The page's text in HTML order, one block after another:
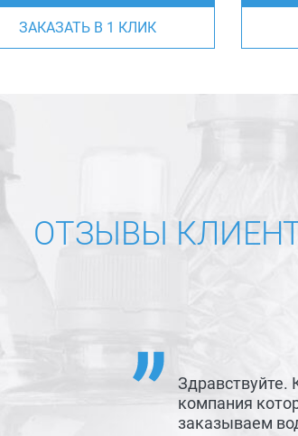
ЗАКАЗАТЬ В 1 КЛИК
ОТЗЫВЫ
Здравствуйте.
компания
заказываем